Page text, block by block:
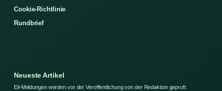
Cookie-Richtlinie
Rundbrief
Neueste Artikel
Eil-Meldungen werden vor der Veroffentlichung von der Redaktion gepruft.